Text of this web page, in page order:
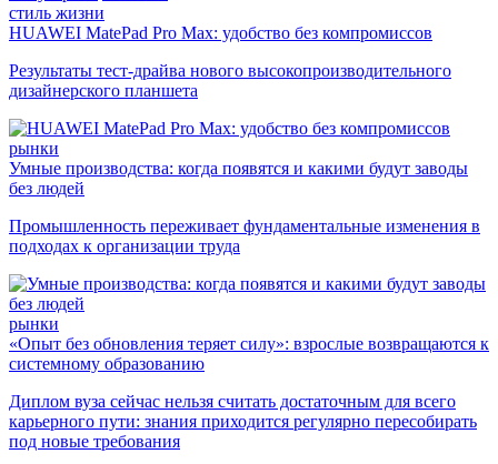
стиль жизни
HUAWEI MatePad Pro Max: удобство без компромиссов
Результаты тест-драйва нового высокопроизводительного
дизайнерского планшета
рынки
Умные производства: когда появятся и какими будут заводы
без людей
Промышленность переживает фундаментальные изменения в
подходах к организации труда
рынки
«Опыт без обновления теряет силу»: взрослые возвращаются к
системному образованию
Диплом вуза сейчас нельзя считать достаточным для всего
карьерного пути: знания приходится регулярно пересобирать
под новые требования